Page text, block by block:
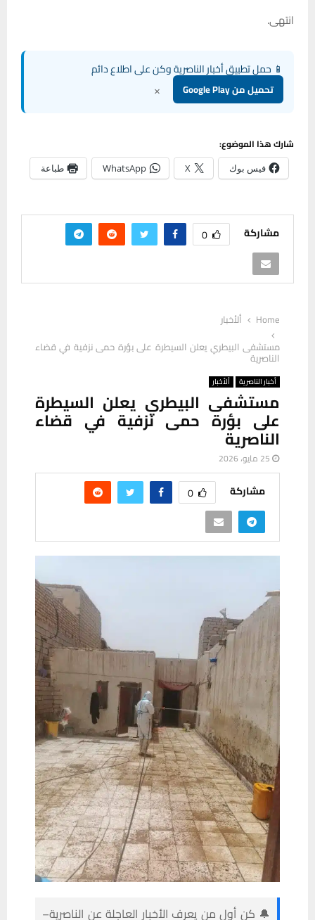
انتهى.
📱 حمل تطبيق أخبار الناصرية وكن على اطلاع دائم
تحميل من Google Play ×
شارك هذا الموضوع:
فيس بوك X
WhatsApp طباعة
مشاركة 0
Home
ألأخبار
مستشفى البيطري يعلن السيطرة على بؤرة حمى نزفية في قضاء
الناصرية
أخبار الناصرية ألأخبار
مستشفى البيطري يعلن السيطرة
على بؤرة حمى نزفية في قضاء
الناصرية
25 مايو، 2026
مشاركة 0
🔔 كن أول من يعرف الأخبار العاجلة عن الناصرية–